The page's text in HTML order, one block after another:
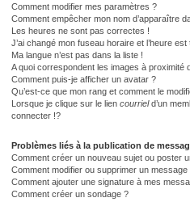
Comment modifier mes paramètres ?
Comment empêcher mon nom d’apparaître
Les heures ne sont pas correctes !
J’ai changé mon fuseau horaire et l’heure
Ma langue n’est pas dans la liste !
A quoi correspondent les images à proximité
Comment puis-je afficher un avatar ?
Qu’est-ce que mon rang et comment le
Lorsque je clique sur le lien courrield’un
connecter !?
Problèmes liés à la publication de
Comment créer un nouveau sujet ou poster
Comment modifier ou supprimer un message
Comment ajouter une signature à mes
Comment créer un sondage ?